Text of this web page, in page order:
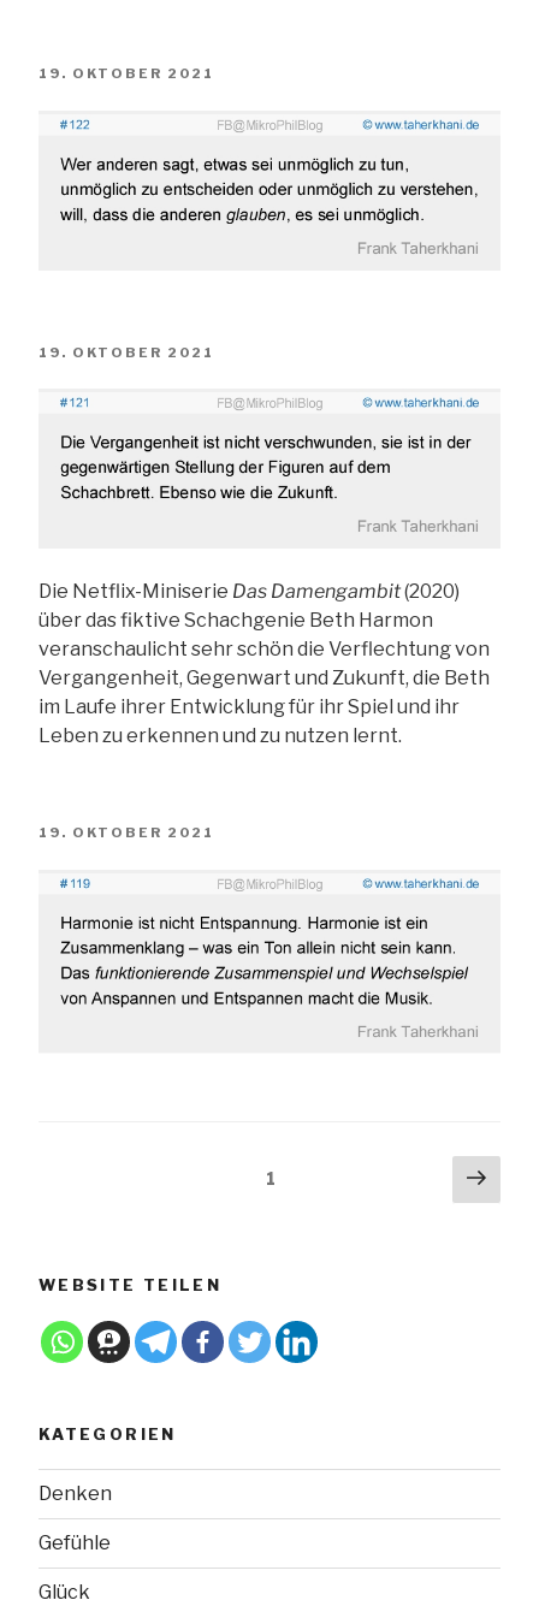
VERÖFFENTLICHT
19. OKTOBER 2021
VERÖFFENTLICHT
19. OKTOBER 2021
Die Netflix-Miniserie Das Damengambit(2020)
über das fiktive Schachgenie Beth Harmon
veranschaulicht sehr schön die Verflechtung von
Vergangenheit, Gegenwart und Zukunft, die Beth
im Laufe ihrer Entwicklung für ihr Spiel und ihr
Leben zu erkennen und zu nutzen lernt.
VERÖFFENTLICHT
19. OKTOBER 2021
1
WEBSITE TEILEN
KATEGORIEN
Denken
Gefühle
Glück